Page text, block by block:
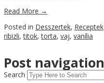
Read More →
Posted in Desszertek, Receptek
ribizli,titok,torta, vaj, vanília
Post navigation
Search